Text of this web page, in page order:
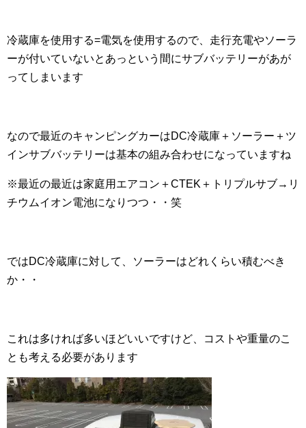
冷蔵庫を使用する=電気を使用するので、走行充電やソーラ
ーが付いていないとあっという間にサブバッテリーがあが
ってしまいます
なので最近のキャンピングカーはDC冷蔵庫＋ソーラー＋ツ
インサブバッテリーは基本の組み合わせになっていますね
※最近の最近は家庭用エアコン＋CTEK＋トリプルサブ→リ
チウムイオン電池になりつつ・・笑
ではDC冷蔵庫に対して、ソーラーはどれくらい積むべき
か・・
これは多ければ多いほどいいですけど、コストや重量のこ
とも考える必要があります